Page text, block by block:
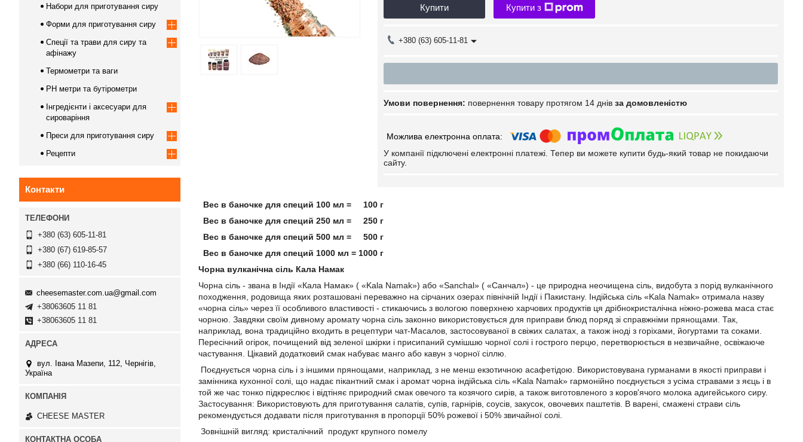
Купити Купити з
+380 (63) 605-11-81
повернення товару протягом 14 днів за домовленістю
У компанії підключені електронні платежі. Тепер ви можете купити будь-який товар не покидаючи
сайту.
Вес в баночке для специй 100 мл = 100 г
Вес в баночке для специй 250 мл = 250 г
Вес в баночке для специй 500 мл = 500 г
Вес в баночке для специй 1000 мл = 1000 г
Чорна вулканічна сіль Кала Намак
Чорна сіль - звана в Індії «Кала Намак» ( «Kala Namak») або «Sanchal» ( «Санчал») - це природна неочищена сіль, видобута з порід вулканічного
походження, родовища яких розташовані переважно на сірчаних озерах північній Індії і Пакистану. Індійська сіль «Kala Namak» отримала назву
«чорна сіль» через її особливого властивості - стикаючись з вологою поверхнею харчових продуктів ця дрібнокристалічна ніжно-рожева маса стає
чорною. Завдяки своїм дивному аромату чорна сіль законно використовується для приправи блюд поряд зі справжніми прянощами. Так,
наприклад, вона традиційно входить в рецептури чат-Масалов, застосовуваної в свіжих салатах, а також іноді з горіхами, йогуртами та соками.
Пересічний огірок, почищений від зеленої шкірки і присипаний сумішшю чорної солі і гострого перцю, перетворюється в незвичайне, освіжаюче
частування. Цікавий додатковий смак набуває манго або кавун з чорної сіллю.
Поєднується чорна сіль і з іншими прянощами, наприклад, з не менш екзотичною асафетідою. Використовувана гурманами в якості приправи і
замінника кухонної солі, що надає пікантний смак і аромат чорна індійська сіль «Kala Namak» гармонійно поєднується з усіма стравами з яєць і в
той же час тонко підкреслює і відтіняє природний смак овечого та козячого сирів, а також виготовленого з коров'ячого молока адигейського сиру.
Застосування: Використовують для приготування салатів, супів, гарнірів, соусів, закусок, овочевих паштетів. В варені, смажені страви сіль
рекомендується додавати після приготування в пропорції 50% рожевої і 50% звичайної солі.
Зовнішній вигляд: кристалічний продукт крупного помелу
Набори для приготування сиру
Форми для приготування сиру
Спеції та трави для сиру та
афінажу
Термометри та ваги
PH метри та бутірометри
Інгредієнти і аксесуари для
сироваріння
Преси для приготування сиру
Рецепти
Контакти
+380 (63) 605-11-81
+380 (67) 619-85-57
+380 (66) 110-16-45
cheesemaster.com.ua@gmail.com
+38063605 11 81
+38063605 11 81
вул. Івана Мазепи, 112, Чернігів,
Україна
СHEESE MASTER